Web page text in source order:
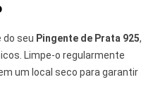
do seu Pingente de Prata 925,
Limpe-o regularmente
um local seco para garantir